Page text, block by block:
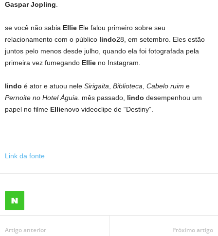
Gaspar Jopling
se você não sabia Ellie Ele falou primeiro sobre seu
relacionamento com o público lindo28, em setembro. Eles estão
juntos pelo menos desde julho, quando ela foi fotografada pela
primeira vez fumegando Ellie no Instagram.
lindo é ator e atuou nele Sirigaita Biblioteca Cabelo ruim e
Pernoite no Hotel Águia . mês passado, lindo desempenhou um
papel no filme Ellienovo videoclipe de “Destiny”.
Link da fonte
Artigo anterior Próximo artigo